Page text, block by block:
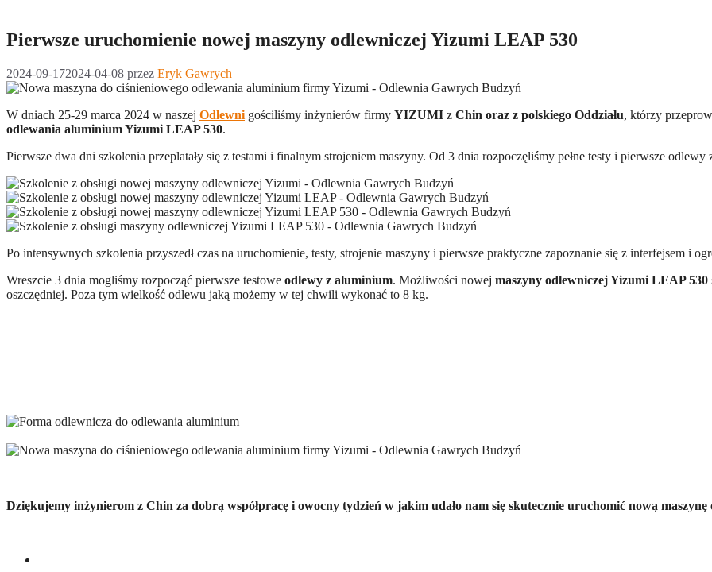
Pierwsze uruchomienie nowej maszyny odlewniczej Yizumi LEAP 530
2024-09-172024-04-08 przez Eryk Gawrych
W dniach 25-29 marca 2024 w naszej Odlewni gościliśmy inżynierów firmy YIZUMI z Chin oraz z polskiego Oddziału, którzy
odlewania aluminium Yizumi LEAP 530.
Pierwsze dwa dni szkolenia przeplatały się z testami i finalnym strojeniem maszyny. Od 3 dnia rozpoczęliśmy pełne testy i pierwsze
Po intensywnych szkolenia przyszedł czas na uruchomienie, testy, strojenie maszyny i pierwsze praktyczne zapoznanie się z interfejsem i
Wreszcie 3 dnia mogliśmy rozpocząć pierwsze testowe odlewy z aluminium. Możliwości nowej maszyny odlewniczej Yizumi LEAP 530
oszczędniej. Poza tym wielkość odlewu jaką możemy w tej chwili wykonać to 8 kg.
Dziękujemy inżynierom z Chin za dobrą współpracę i owocny tydzień w jakim udało nam się skutecznie uruchomić nową maszynę